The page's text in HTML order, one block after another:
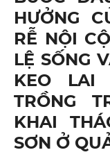
HƯỞNG
RỄ NỘI
LỆ SỐNG
KEO LAI
TRỒNG
KHAI
SƠN Ở